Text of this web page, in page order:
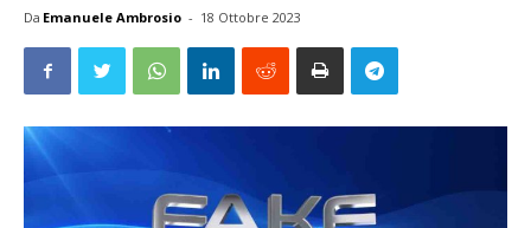
Da Emanuele Ambrosio - 18 Ottobre 2023